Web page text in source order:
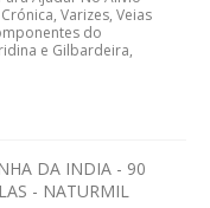
Varizes, Veias
do
e Gilbardeira,
DA INDIA - 90
- NATURMIL